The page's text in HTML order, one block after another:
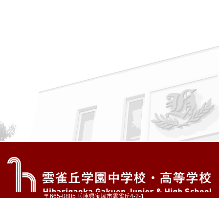
〒665-0805 兵庫県宝塚市雲雀丘4-2-1